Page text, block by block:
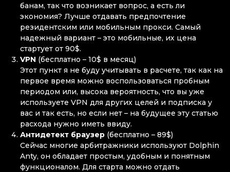
банам, так что возникает вопрос, а есть ли
экономия? Лучше отдавать предпочтение
резидентским или мобильным прокси. Самый
надежный вариант – это мобильные, их цена
стартует от 90$.
VPN (бесплатно – 10$ в месяц)
Этот пункт я не буду учитывать в расчете, так как на
первое время можно воспользоваться пробным
периодом или, высока вероятность, что вы уже
используете VPN для других целей и подписка у
вас и так есть, но если нет – на будущее эту статью
расхода нужно иметь ввиду.
Антидетект браузер (бесплатно – 89$)
Сейчас многие арбитражники используют Dolphin
Anty, он обладает простым, удобным и понятным
функционалом. Для старта можно отдать